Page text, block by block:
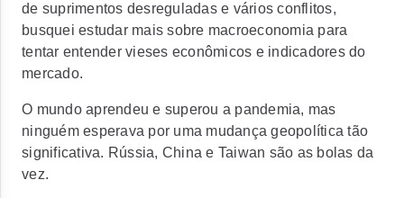
de suprimentos desreguladas e vários conflitos,
busquei estudar mais sobre macroeconomia para
tentar entender vieses econômicos e indicadores do
mercado.
O mundo aprendeu e superou a pandemia, mas
ninguém esperava por uma mudança geopolítica tão
significativa. Rússia, China e Taiwan são as bolas da
vez.